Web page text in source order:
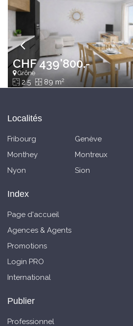
CHF 439'800.-
Grône
2.5 89 m2
Localités
Fribourg Genève
Monthey
Montreux
Nyon
Sion
Index
Page d'accueil
Agences & Agents
Promotions
Login PRO
International
Publier
Professionnel